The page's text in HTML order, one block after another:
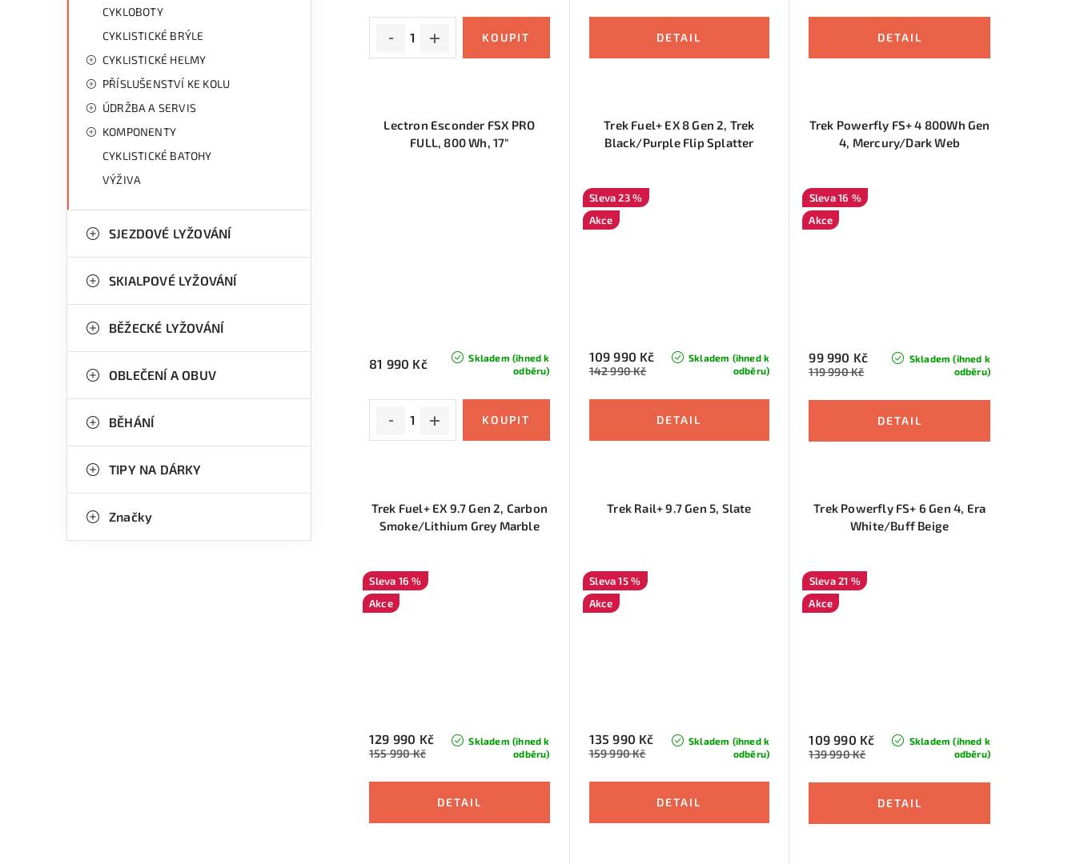
CYKLOBOTY
CYKLISTICKÉ BRÝLE
CYKLISTICKÉ HELMY
PŘÍSLUŠENSTVÍ KE KOLU
ÚDRŽBA A SERVIS
KOMPONENTY
CYKLISTICKÉ BATOHY
VÝŽIVA
SJEZDOVÉ LYŽOVÁNÍ
SKIALPOVÉ LYŽOVÁNÍ
BĚŽECKÉ LYŽOVÁNÍ
OBLEČENÍ A OBUV
BĚHÁNÍ
TIPY NA DÁRKY
Značky
k
Lectron Esconder FSX PRO
FULL, 800 Wh, 17"
Skladem (ihned k
odběru)
81 990 Kč
Trek Fuel+ EX 8 Gen 2, Trek
Black/Purple Flip Splatter
23 %
Akce
Skladem (ihned k
odběru)
109 990 Kč
142 990 Kč
Trek Powerfly FS+ 4 800Wh Gen
4, Mercury/Dark Web
16 %
Akce
Skladem (ihned k
odběru)
99 990 Kč
119 990 Kč
Trek Fuel+ EX 9.7 Gen 2, Carbon
Smoke/Lithium Grey Marble
16 %
Akce
Skladem (ihned k
odběru)
129 990 Kč
155 990 Kč
Trek Rail+ 9.7 Gen 5, Slate
15 %
Akce
Skladem (ihned k
odběru)
135 990 Kč
159 990 Kč
Trek Powerfly FS+ 6 Gen 4, Era
White/Buff Beige
21 %
Akce
Skladem (ihned k
odběru)
109 990 Kč
139 990 Kč